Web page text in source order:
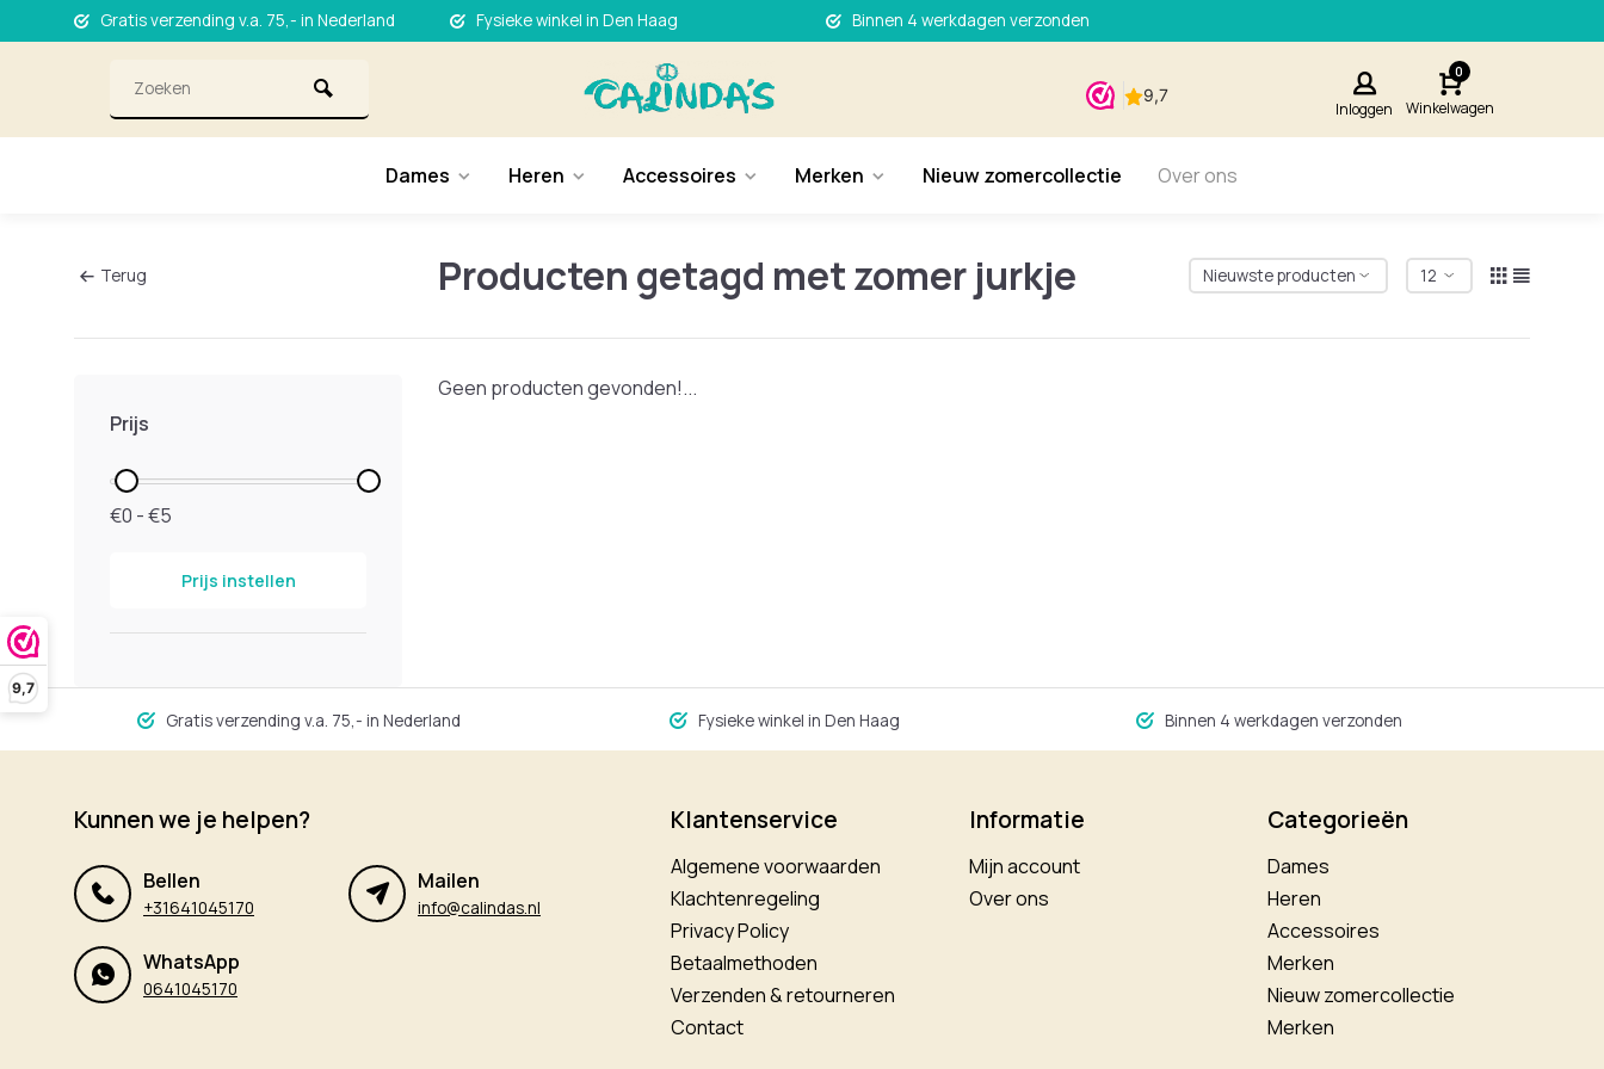
9,7
Gratis verzending v.a. 75,- in Nederland Fysieke winkel in Den Haag Binnen 4 werkdagen verzonden
Inloggen
0
Winkelwagen
Dames Heren Accessoires Merken Nieuw zomercollectie Over ons
Terug Producten getagd met zomer jurkje
Prijs
€0 - €5
Prijs instellen
Geen producten gevonden!...
Gratis verzending v.a. 75,- in Nederland Fysieke winkel in Den Haag Binnen 4 werkdagen verzonden
Kunnen we je helpen?
Bellen
+31641045170
Mailen
info@calindas.nl
WhatsApp
0641045170
Klantenservice
Algemene voorwaarden
Klachtenregeling
Privacy Policy
Betaalmethoden
Verzenden & retourneren
Contact
Informatie
Mijn account
Over ons
Categorieën
Dames
Heren
Accessoires
Merken
Nieuw zomercollectie
Merken